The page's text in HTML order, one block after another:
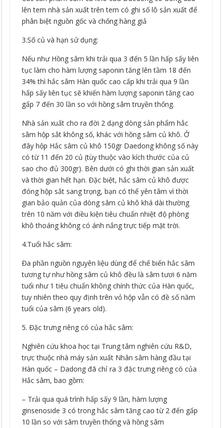
lên tem nhà sản xuất trên tem có ghi số lô sản xuất để
phân biệt nguồn gốc và chống hàng giả
3.Số củ và hạn sử dụng:
Nếu như Hồng sâm khi trải qua 3 đến 5 lần hấp sấy liên
tục làm cho hàm lượng saponin tăng lên tầm 18 đến
34% thì hắc sâm Hàn quốc cao cấp khi trải qua 9 lần
hấp sấy liên tục sẽ khiến hàm lượng saponin tăng cao
gấp 7 đến 30 lần so với hồng sâm truyền thống.
Nhà sản xuất cho ra đời 2 dạng dòng sản phẩm hắc
sâm hộp sắt không số, khác với hồng sâm củ khô. Ở
đây hộp Hắc sâm củ khô 150gr Daedong không số này
có từ 11 đến 20 củ (tùy thuộc vào kích thước của củ
sao cho đủ 300gr). Bên dưới có ghi thời gian sản xuất
và thời gian hết hạn. Đặc biệt, hắc sâm củ khô được
đóng hộp sắt sang trọng, bạn có thể yên tâm vì thời
gian bảo quản của dòng sâm củ khô khá dài thường
trên 10 năm với điều kiện tiêu chuẩn nhiệt độ phòng
khô thoáng không có ánh nắng trực tiếp mặt trời.
4.Tuổi hắc sâm:
Đa phần nguồn nguyên liệu dùng để chế biến hắc sâm
tương tự như hồng sâm củ khô đều là sâm tươi 6 năm
tuổi như 1 tiêu chuẩn không chính thức của Hàn quốc,
tuy nhiên theo quy định trên vỏ hộp vẫn có đề số năm
tuổi của sâm (6 years old).
5. Đặc trưng riêng có của hắc sâm:
Nghiên cứu khoa học tại Trung tâm nghiên cứu R&D,
trực thuộc nhà máy sản xuất Nhân sâm hàng đầu tại
Hàn quốc – Dadong đã chỉ ra 3 đặc trưng riêng có của
Hắc sâm, bao gồm:
– Trải qua quá trình hấp sấy 9 lần, hàm lượng
ginsenoside 3 có trong hắc sâm tăng cao từ 2 đến gấp
10 lần so với sâm truyền thống và hồng sâm